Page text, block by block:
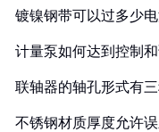
镀镍钢带可以过多少
计量泵如何达到控制
联轴器的轴孔形式有
不锈钢材质厚度允许